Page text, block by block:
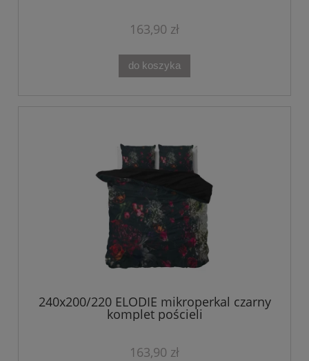
163,90 zł
do koszyka
240x200/220 ELODIE mikroperkal czarny
komplet pościeli
163,90 zł